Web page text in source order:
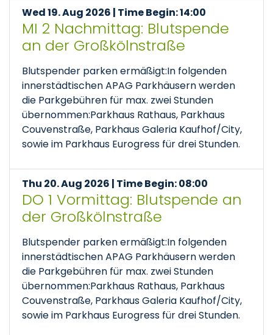
Wed 19. Aug 2026 | Time Begin: 14:00
MI 2 Nachmittag: Blutspende
an der Großkölnstraße
Blutspender parken ermäßigt:In folgenden
innerstädtischen APAG Parkhäusern werden
die Parkgebühren für max. zwei Stunden
übernommen:Parkhaus Rathaus, Parkhaus
Couvenstraße, Parkhaus Galeria Kaufhof/City,
sowie im Parkhaus Eurogress für drei Stunden.
Thu 20. Aug 2026 | Time Begin: 08:00
DO 1 Vormittag: Blutspende an
der Großkölnstraße
Blutspender parken ermäßigt:In folgenden
innerstädtischen APAG Parkhäusern werden
die Parkgebühren für max. zwei Stunden
übernommen:Parkhaus Rathaus, Parkhaus
Couvenstraße, Parkhaus Galeria Kaufhof/City,
sowie im Parkhaus Eurogress für drei Stunden.